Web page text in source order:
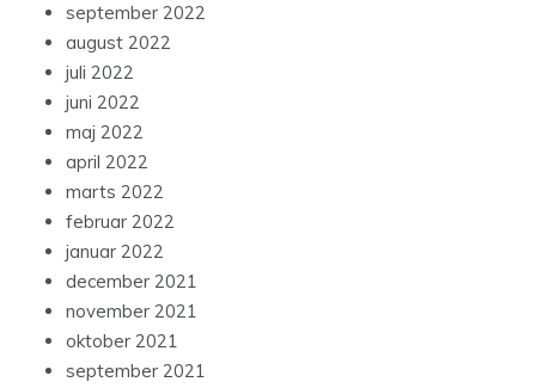
september 2022
august 2022
juli 2022
juni 2022
maj 2022
april 2022
marts 2022
februar 2022
januar 2022
december 2021
november 2021
oktober 2021
september 2021